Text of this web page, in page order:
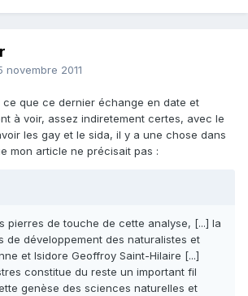
novembre 2011
ce que ce dernier échange en date et
à voir, assez indiretement certes, avec le
les gay et le sida, il y a une chose dans
mon article ne précisait pas :
pierres de touche de cette analyse, [...] Ia
de développement des naturalistes et
et Isidore Geoffroy Saint-Hilaire [...]
constitue du reste un important fil
genèse des sciences naturelles et